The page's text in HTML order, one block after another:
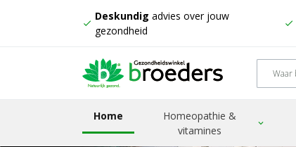
check
Deskundig advies over jouw
gezondheid
check
Home
Homeopathie &
vitamines
expand_more